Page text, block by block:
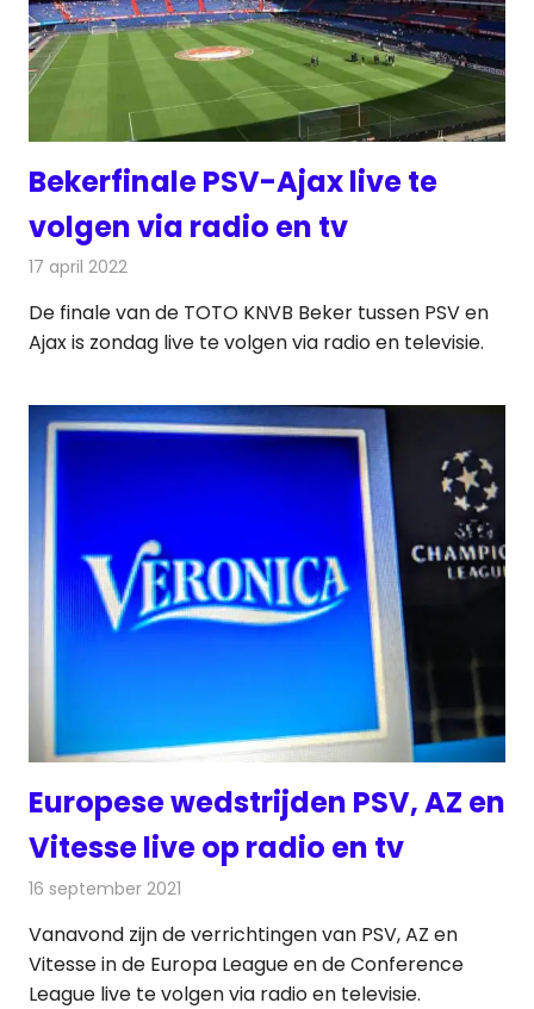
Bekerfinale PSV-Ajax live te
volgen via radio en tv
17 april 2022
De finale van de TOTO KNVB Beker tussen PSV en
Ajax is zondag live te volgen via radio en televisie.
Europese wedstrijden PSV, AZ en
Vitesse live op radio en tv
16 september 2021
Vanavond zijn de verrichtingen van PSV, AZ en
Vitesse in de Europa League en de Conference
League live te volgen via radio en televisie.